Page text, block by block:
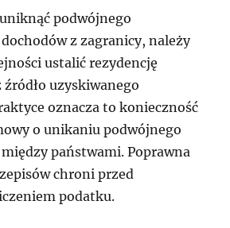
podwójnego
z zagranicy, należy
ustalić rezydencję
uzyskiwanego
oznacza to konieczność
o unikaniu podwójnego
państwami. Poprawna
chroni przed
podatku.